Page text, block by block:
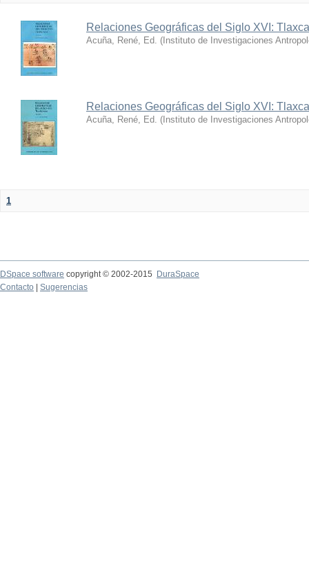
Relaciones Geográficas del Siglo XVI:
Acuña, René, Ed. ( Instituto de Investigaciones
Relaciones Geográficas del Siglo XVI:
Acuña, René, Ed. ( Instituto de Investigaciones
1
DSpace software copyright © 2002-2015
DuraSpace
Contacto
Sugerencias